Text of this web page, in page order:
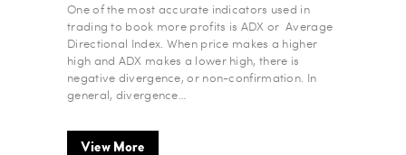
One of the most accurate indicators used in
trading to book more profits is ADX or Average
Directional Index. When price makes a higher
high and ADX makes a lower high, there is
negative divergence, or non-confirmation. In
general, divergence…
View More